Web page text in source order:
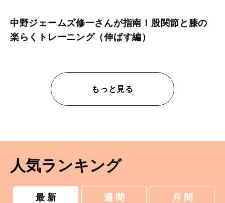
中野ジェームズ修一さんが指南！股関節と膝の
楽らくトレーニング（伸ばす編）
もっと見る
人気ランキング
最 新 週 間 月 間